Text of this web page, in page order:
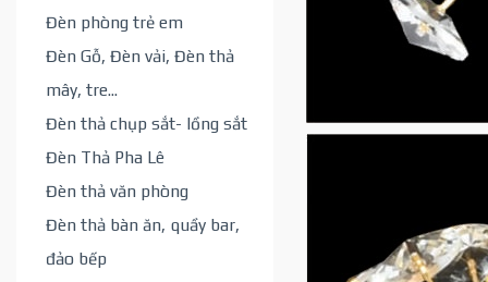
Đèn phòng trẻ em
Đèn Gỗ, Đèn vải, Đèn thả
mây, tre...
Đèn thả chụp sắt- lồng sắt
Đèn Thả Pha Lê
Đèn thả văn phòng
Đèn thả bàn ăn, quầy bar,
đảo bếp